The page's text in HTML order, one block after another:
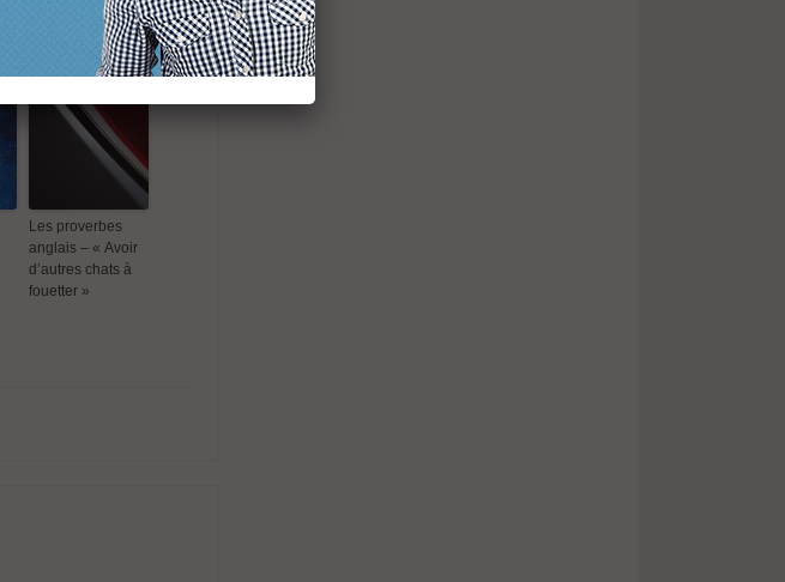
Les proverbes
anglais – « Avoir
d’autres chats à
fouetter »
Les proverbes
anglais –
« Conceited as a